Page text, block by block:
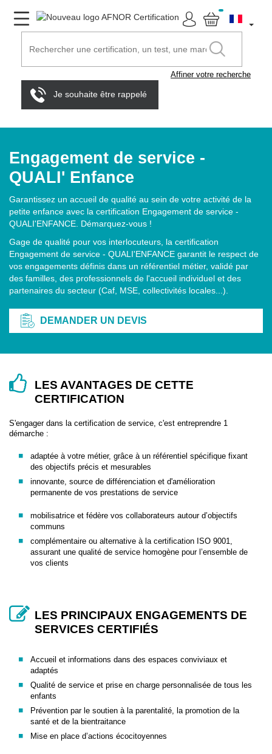
Affiner votre recherche
Je souhaite être rappelé
Engagement de service -
QUALI' Enfance
Garantissez un accueil de qualité au sein de votre activité de la
petite enfance avec la certification Engagement de service -
QUALI'ENFANCE. Démarquez-vous !
Gage de qualité pour vos interlocuteurs, la certification
Engagement de service - QUALI'ENFANCE garantit le respect de
vos engagements définis dans un référentiel métier, validé par
des familles, des professionnels de l'accueil individuel et des
partenaires du secteur (Caf, MSE, collectivités locales...).
DEMANDER UN DEVIS
LES AVANTAGES DE CETTE
CERTIFICATION
S'engager dans la certification de service, c'est entreprendre 1
démarche :
adaptée à votre métier, grâce à un référentiel spécifique fixant
des objectifs précis et mesurables
innovante, source de différenciation et d'amélioration
permanente de vos prestations de service
mobilisatrice et fédère vos collaborateurs autour d’objectifs
communs
complémentaire ou alternative à la certification ISO 9001,
assurant une qualité de service homogène pour l’ensemble de
vos clients
LES PRINCIPAUX ENGAGEMENTS DE
SERVICES CERTIFIÉS
Accueil et informations dans des espaces conviviaux et
adaptés
Qualité de service et prise en charge personnalisée de tous les
enfants
Prévention par le soutien à la parentalité, la promotion de la
santé et de la bientraitance
Mise en place d’actions écocitoyennes